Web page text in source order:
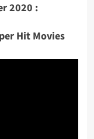
2020 :
Hit Movies